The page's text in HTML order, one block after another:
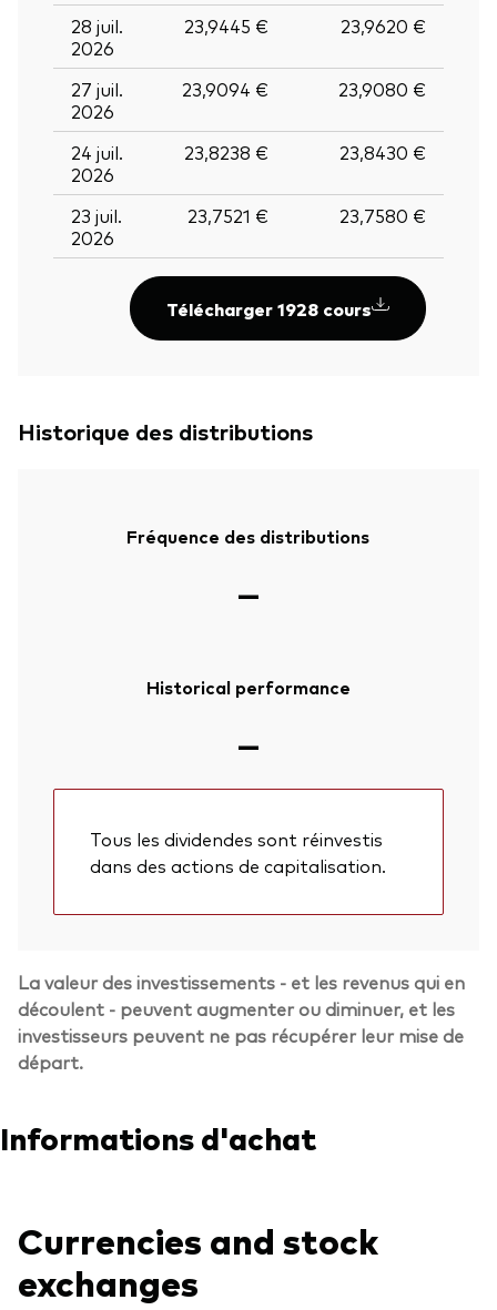
28 juil.
2026
23,9445 € 23,9620 €
27 juil.
2026
23,9094 € 23,9080 €
24 juil.
2026
23,8238 € 23,8430 €
23 juil.
2026
23,7521 € 23,7580 €
Télécharger 1928 cours
Historique des distributions
Fréquence des distributions
—
Historical performance
—
Tous les dividendes sont réinvestis
dans des actions de capitalisation.
La valeur des investissements - et les revenus qui en
découlent - peuvent augmenter ou diminuer, et les
investisseurs peuvent ne pas récupérer leur mise de
départ.
Informations d'achat
Currencies and stock
exchanges